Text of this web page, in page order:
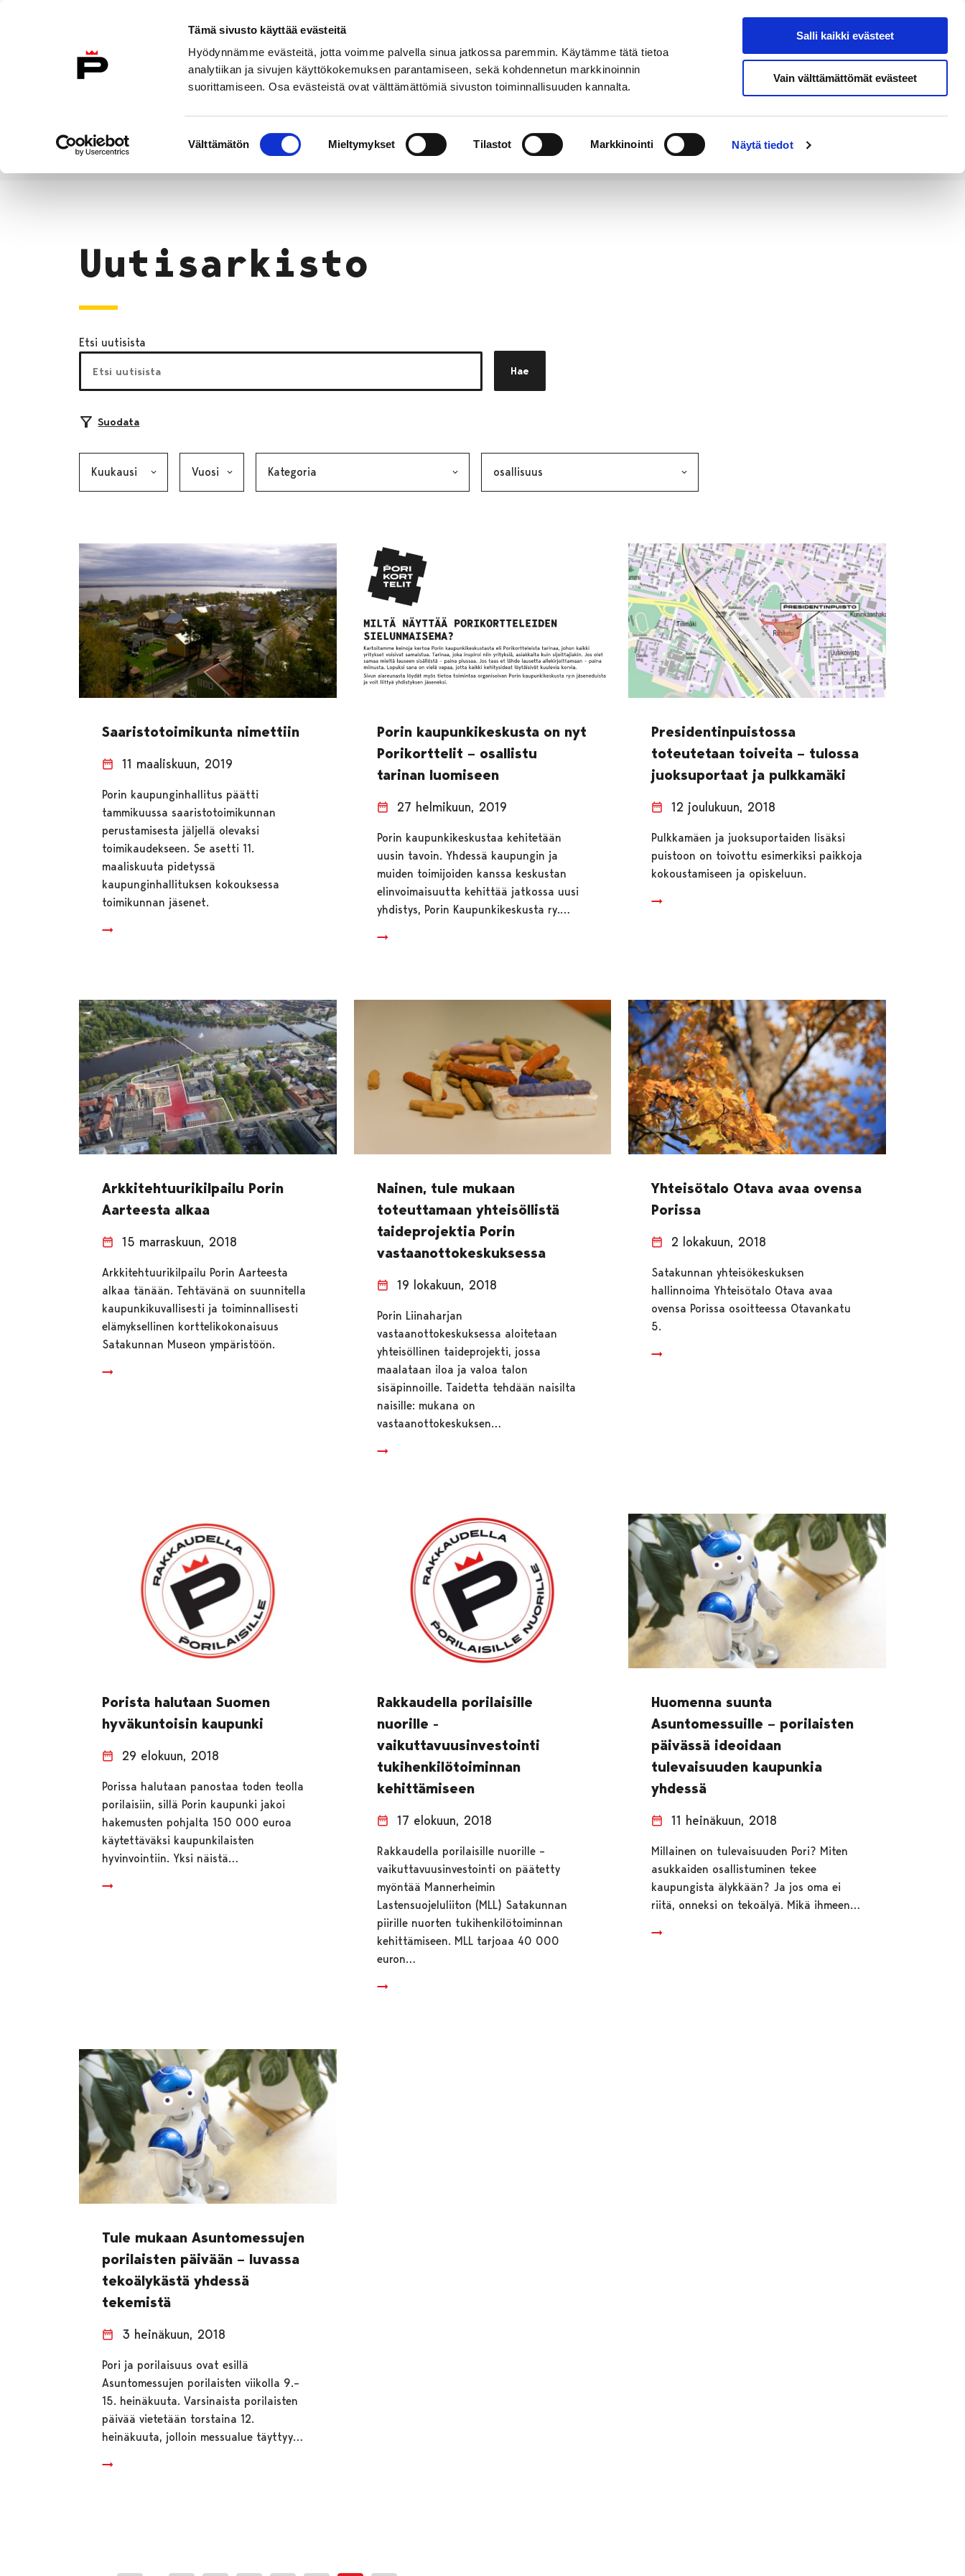
Tämä sivusto käyttää evästeitä
Hyödynnämme evästeitä, jotta voimme palvella sinua jatkossa paremmin. Käytämme tätä tietoa
analytiikan ja sivujen käyttökokemuksen parantamiseen, sekä kohdennetun markkinoinnin
suorittamiseen. Osa evästeistä ovat välttämättömiä sivuston toiminnallisuuden kannalta.
valinta
Välttämätön Mieltymykset Tilastot Markkinointi Näytä tiedot
Salli kaikki evästeet
Vain välttämättömät evästeet
Etusivulle
Hae sivustolta
Etusivu
Uutisarkisto
Etsi uutisista
Hae
Suodata
Saaristotoimikunta nimettiin
11 maaliskuun, 2019
Porin kaupunginhallitus päätti
tammikuussa saaristotoimikunnan
perustamisesta jäljellä olevaksi
toimikaudekseen. Se asetti 11.
maaliskuuta pidetyssä
kaupunginhallituksen kokouksessa
toimikunnan jäsenet.
Porin kaupunkikeskusta on nyt
Porikorttelit – osallistu
tarinan luomiseen
27 helmikuun, 2019
Porin kaupunkikeskustaa kehitetään
uusin tavoin. Yhdessä kaupungin ja
muiden toimijoiden kanssa keskustan
elinvoimaisuutta kehittää jatkossa uusi
yhdistys, Porin Kaupunkikeskusta ry.…
Presidentinpuistossa
toteutetaan toiveita – tulossa
juoksuportaat ja pulkkamäki
12 joulukuun, 2018
Pulkkamäen ja juoksuportaiden lisäksi
puistoon on toivottu esimerkiksi paikkoja
kokoustamiseen ja opiskeluun.
Arkkitehtuurikilpailu Porin
Aarteesta alkaa
15 marraskuun, 2018
Arkkitehtuurikilpailu Porin Aarteesta
alkaa tänään. Tehtävänä on suunnitella
kaupunkikuvallisesti ja toiminnallisesti
elämyksellinen korttelikokonaisuus
Satakunnan Museon ympäristöön.
Nainen, tule mukaan
toteuttamaan yhteisöllistä
taideprojektia Porin
vastaanottokeskuksessa
19 lokakuun, 2018
Porin Liinaharjan
vastaanottokeskuksessa aloitetaan
yhteisöllinen taideprojekti, jossa
maalataan iloa ja valoa talon
sisäpinnoille. Taidetta tehdään naisilta
naisille: mukana on
vastaanottokeskuksen…
Yhteisötalo Otava avaa ovensa
Porissa
2 lokakuun, 2018
Satakunnan yhteisökeskuksen
hallinnoima Yhteisötalo Otava avaa
ovensa Porissa osoitteessa Otavankatu
5.
Porista halutaan Suomen
hyväkuntoisin kaupunki
29 elokuun, 2018
Porissa halutaan panostaa toden teolla
porilaisiin, sillä Porin kaupunki jakoi
hakemusten pohjalta 150 000 euroa
käytettäväksi kaupunkilaisten
hyvinvointiin. Yksi näistä…
Rakkaudella porilaisille
nuorille -
vaikuttavuusinvestointi
tukihenkilötoiminnan
kehittämiseen
17 elokuun, 2018
Rakkaudella porilaisille nuorille –
vaikuttavuusinvestointi on päätetty
myöntää Mannerheimin
Lastensuojeluliiton (MLL) Satakunnan
piirille nuorten tukihenkilötoiminnan
kehittämiseen. MLL tarjoaa 40 000
euron…
Huomenna suunta
Asuntomessuille – porilaisten
päivässä ideoidaan
tulevaisuuden kaupunkia
yhdessä
11 heinäkuun, 2018
Millainen on tulevaisuuden Pori? Miten
asukkaiden osallistuminen tekee
kaupungista älykkään? Ja jos oma ei
riitä, onneksi on tekoälyä. Mikä ihmeen…
Tule mukaan Asuntomessujen
porilaisten päivään – luvassa
tekoälykästä yhdessä
tekemistä
3 heinäkuun, 2018
Pori ja porilaisuus ovat esillä
Asuntomessujen porilaisten viikolla 9.–
15. heinäkuuta. Varsinaista porilaisten
päivää vietetään torstaina 12.
heinäkuuta, jolloin messualue täyttyy…